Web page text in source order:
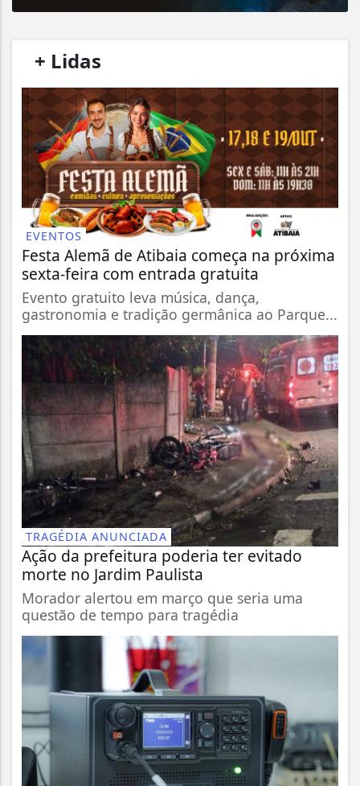
+ Lidas
EVENTOS
Festa Alemã de Atibaia começa na próxima
sexta-feira com entrada gratuita
Evento gratuito leva música, dança,
gastronomia e tradição germânica ao Parque...
TRAGÉDIA ANUNCIADA
Ação da prefeitura poderia ter evitado
morte no Jardim Paulista
Morador alertou em março que seria uma
questão de tempo para tragédia